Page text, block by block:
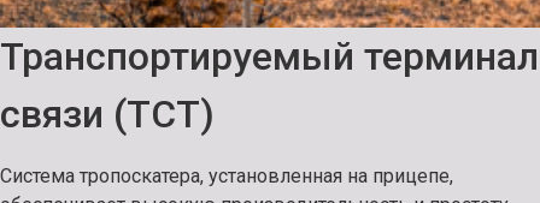
Транспортируемый терминал
связи (TCT)
Система тропоскатера, установленная на прицепе,